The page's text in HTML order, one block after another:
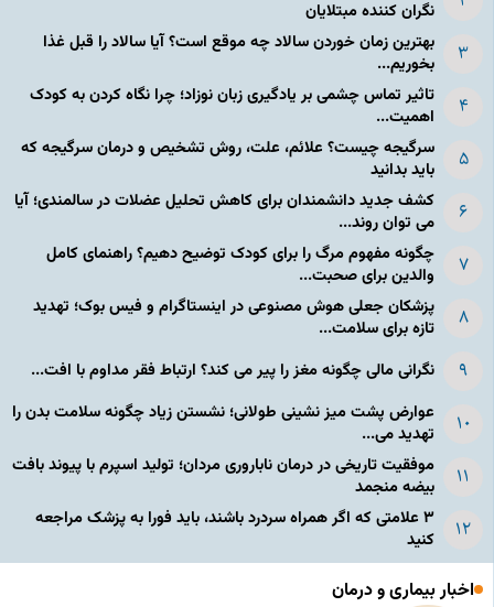
نگران کننده مبتلایان
بهترین زمان خوردن سالاد چه موقع است؟ آیا سالاد را قبل غذا
بخوریم...
تاثیر تماس چشمی بر یادگیری زبان نوزاد؛ چرا نگاه کردن به کودک
اهمیت...
سرگیجه چیست؟ علائم، علت، روش تشخیص و درمان سرگیجه که
باید بدانید
کشف جدید دانشمندان برای کاهش تحلیل عضلات در سالمندی؛ آیا
می توان روند...
چگونه مفهوم مرگ را برای کودک توضیح دهیم؟ راهنمای کامل
والدین برای صحبت...
پزشکان جعلی هوش مصنوعی در اینستاگرام و فیس بوک؛ تهدید
تازه برای سلامت...
نگرانی مالی چگونه مغز را پیر می کند؟ ارتباط فقر مداوم با افت...
عوارض پشت میز نشینی طولانی؛ نشستن زیاد چگونه سلامت بدن را
تهدید می...
موفقیت تاریخی در درمان ناباروری مردان؛ تولید اسپرم با پیوند بافت
بیضه منجمد
۳ علامتی که اگر همراه سردرد باشند، باید فورا به پزشک مراجعه
کنید
اخبار بیماری و درمان